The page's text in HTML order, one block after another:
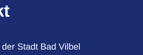
Stadt Bad Vilbel